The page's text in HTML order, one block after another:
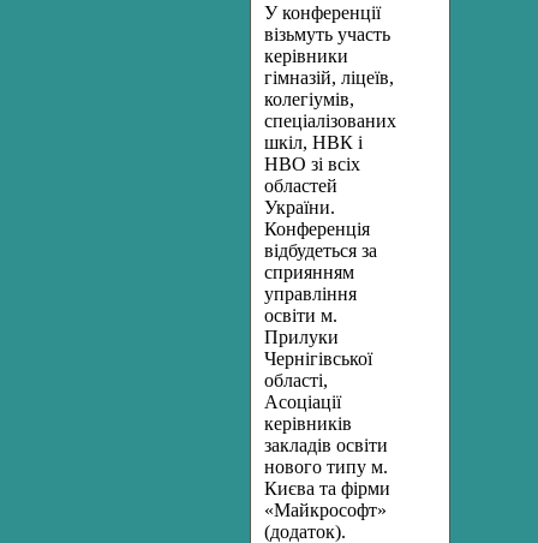
У конференції
візьмуть участь
керівники
гімназій, ліцеїв,
колегіумів,
спеціалізованих
шкіл, НВК і
НВО зі всіх
областей
України.
Конференція
відбудеться за
сприянням
управління
освіти м.
Прилуки
Чернігівської
області,
Асоціації
керівників
закладів освіти
нового типу м.
Києва та фірми
«Майкрософт»
(додаток).